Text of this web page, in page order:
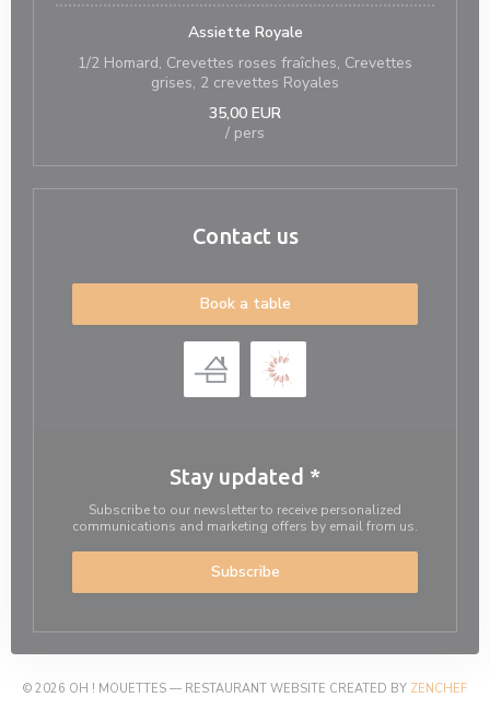
Assiette Royale
1/2 Homard, Crevettes roses fraîches, Crevettes
grises, 2 crevettes Royales
35,00 EUR
/ pers
Contact us
Book a table
Stay updated *
Subscribe to our newsletter to receive personalized
communications and marketing offers by email from us.
Subscribe
© 2026 OH ! MOUETTES — RESTAURANT WEBSITE CREATED BY ZENCHEF